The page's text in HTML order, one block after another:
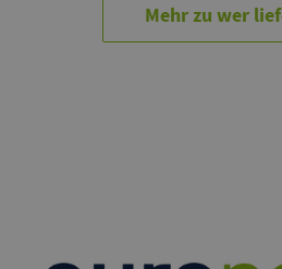
Mehr zu wer